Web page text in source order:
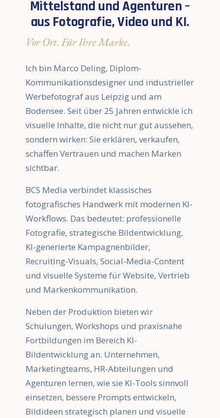
Mittelstand und Agenturen –
aus Fotografie, Video und KI.
Vor Ort. Für Ihre Marke.
Ich bin Marco Deling, Diplom-
Kommunikationsdesigner und industrieller
Werbefotograf aus Leipzig und am
Bodensee. Seit über 25 Jahren entwickle ich
visuelle Inhalte, die nicht nur gut aussehen,
sondern wirken: Sie erklären, verkaufen,
schaffen Vertrauen und machen Marken
sichtbar.
BCS Media verbindet klassisches
fotografisches Handwerk mit modernen KI-
Workflows. Das bedeutet: professionelle
Fotografie, strategische Bildentwicklung,
KI-generierte Kampagnenbilder,
Recruiting-Visuals, Social-Media-Content
und visuelle Systeme für Website, Vertrieb
und Markenkommunikation.
Neben der Produktion bieten wir
Schulungen, Workshops und praxisnahe
Fortbildungen im Bereich KI-
Bildentwicklung an. Unternehmen,
Marketingteams, HR-Abteilungen und
Agenturen lernen, wie sie KI-Tools sinnvoll
einsetzen, bessere Prompts entwickeln,
Bildideen strategisch planen und visuelle